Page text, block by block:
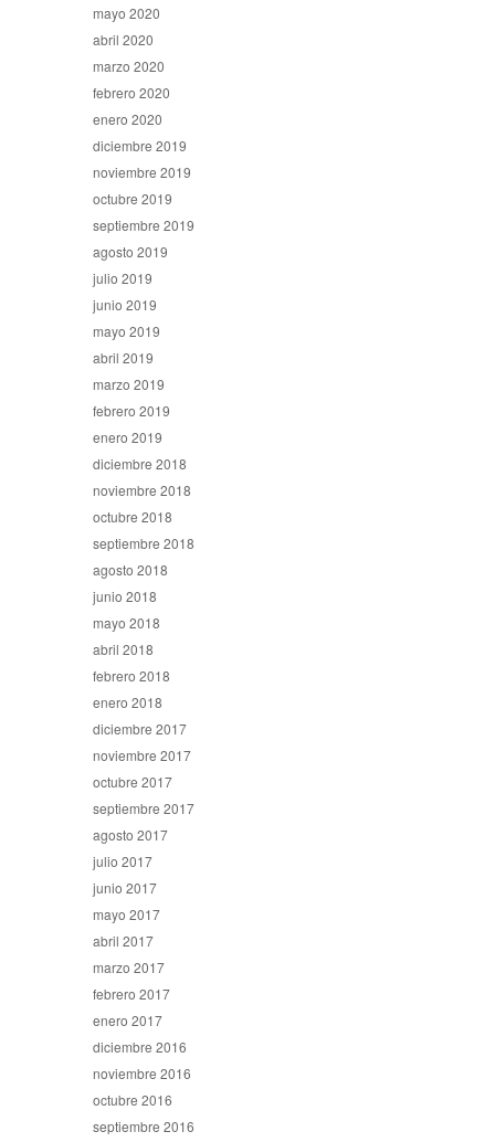
mayo 2020
abril 2020
marzo 2020
febrero 2020
enero 2020
diciembre 2019
noviembre 2019
octubre 2019
septiembre 2019
agosto 2019
julio 2019
junio 2019
mayo 2019
abril 2019
marzo 2019
febrero 2019
enero 2019
diciembre 2018
noviembre 2018
octubre 2018
septiembre 2018
agosto 2018
junio 2018
mayo 2018
abril 2018
febrero 2018
enero 2018
diciembre 2017
noviembre 2017
octubre 2017
septiembre 2017
agosto 2017
julio 2017
junio 2017
mayo 2017
abril 2017
marzo 2017
febrero 2017
enero 2017
diciembre 2016
noviembre 2016
octubre 2016
septiembre 2016